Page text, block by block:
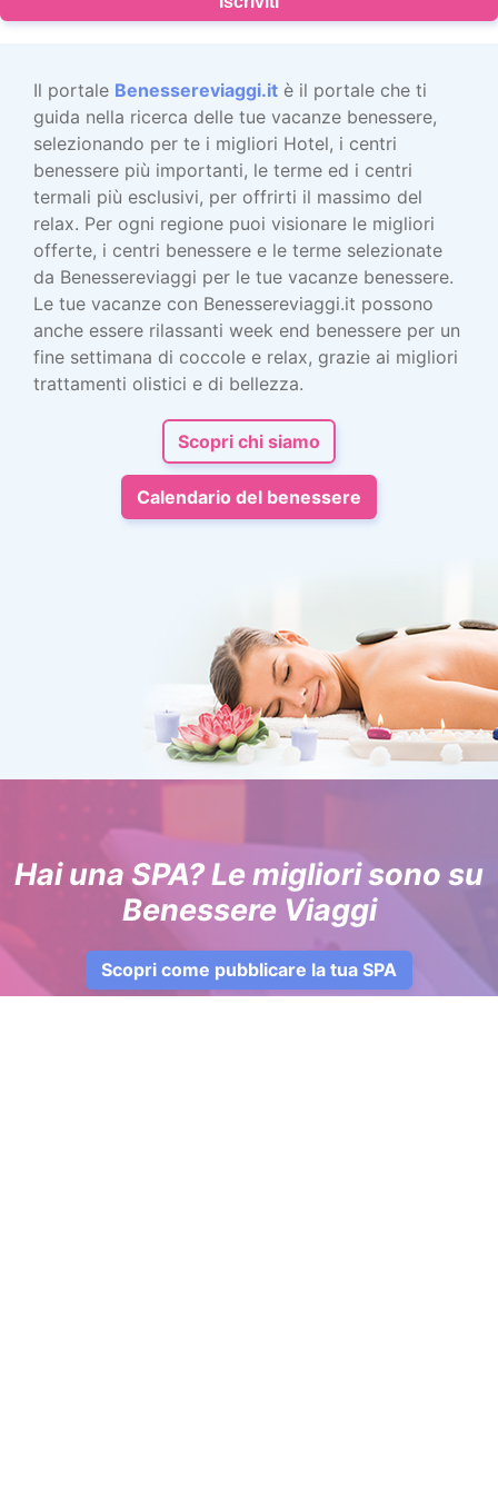
Il portale Benessereviaggi.it è il portale che ti
guida nella ricerca delle tue vacanze benessere,
selezionando per te i migliori Hotel, i centri
benessere più importanti, le terme ed i centri
termali più esclusivi, per offrirti il massimo del
relax. Per ogni regione puoi visionare le migliori
offerte, i centri benessere e le terme selezionate
da Benessereviaggi per le tue vacanze benessere.
Le tue vacanze con Benessereviaggi.it possono
anche essere rilassanti week end benessere per un
fine settimana di coccole e relax, grazie ai migliori
trattamenti olistici e di bellezza.
Scopri chi siamo
Calendario del benessere
Hai una SPA? Le migliori sono su
Benessere Viaggi
Scopri come pubblicare la tua SPA